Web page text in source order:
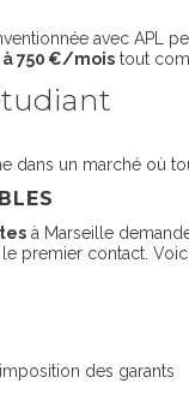
avec APL
à 750 €/mois tout
dans un marché où
à Marseille
premier contact.
des garants